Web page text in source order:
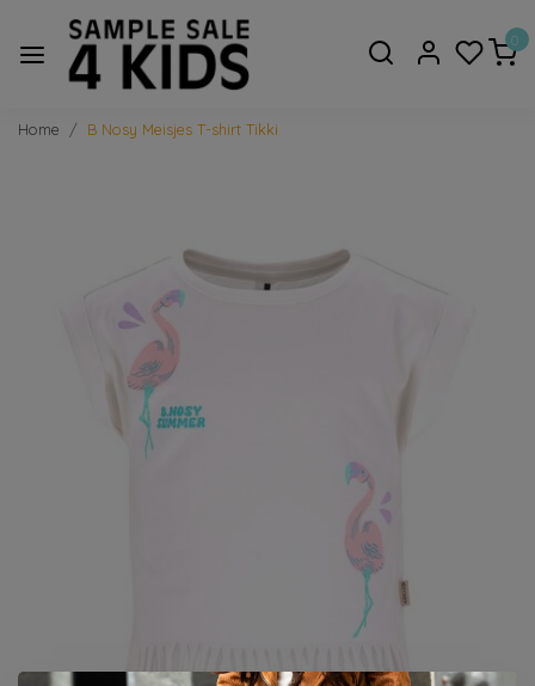
0
Home B Nosy Meisjes T-shirt Tikki